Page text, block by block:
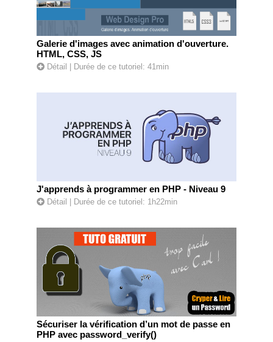
Galerie d'images avec animation d'ouverture.
HTML, CSS, JS
Détail | Durée de ce tutoriel: 41min
J'apprends à programmer en PHP - Niveau 9
Détail | Durée de ce tutoriel: 1h22min
Sécuriser la vérification d’un mot de passe en
PHP avec password_verify()